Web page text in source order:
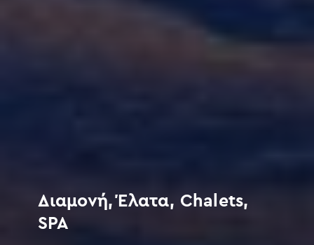
Διαμονή, Έλατα, Chalets,
SPA